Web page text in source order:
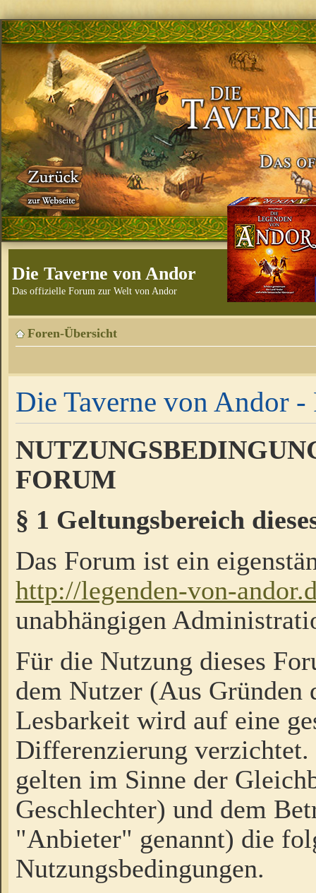
Die Taverne von Andor
Das offizielle Forum zur Welt von Andor
Foren-Übersicht
Die Taverne von Andor -
FORUM
§ 1 Geltungsbereich
Das Forum ist ein
http://legenden-von-
unabhängigen
Für die Nutzung dieses
dem Nutzer (Aus Gründen
Lesbarkeit wird auf eine
Differenzierung
gelten im Sinne der
Geschlechter) und dem
"Anbieter" genannt) die
Nutzungsbedingungen.